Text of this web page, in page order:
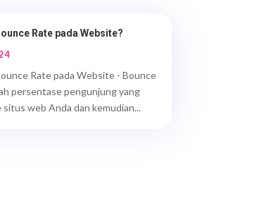
Rate pada Website?
Rate pada Website - Bounce
persentase pengunjung yang
situs web Anda dan kemudian...